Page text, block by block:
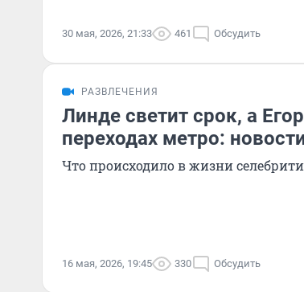
30 мая, 2026, 21:33 461 Обсудить
РАЗВЛЕЧЕНИЯ
Линде светит срок, а
переходах метро:
Что происходило в жизни
16 мая, 2026, 19:45 330 Обсудить